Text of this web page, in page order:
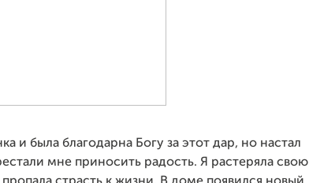
и была благодарна Богу за этот дар, но настал
мне приносить радость. Я растеряла свою